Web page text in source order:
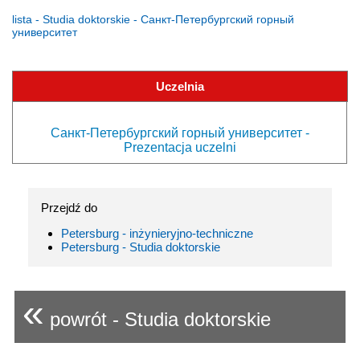
lista - Studia doktorskie - Санкт-Петербургский горный
университет
Uczelnia
Санкт-Петербургский горный университет -
Prezentacja uczelni
Przejdź do
Petersburg - inżynieryjno-techniczne
Petersburg - Studia doktorskie
« powrót - Studia doktorskie